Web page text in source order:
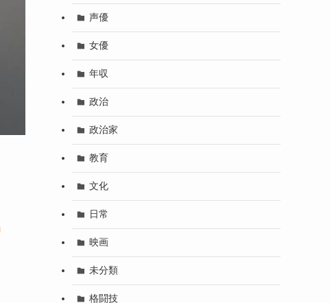
声優
女優
年収
政治
政治家
教育
文化
日常
映画
未分類
格闘技